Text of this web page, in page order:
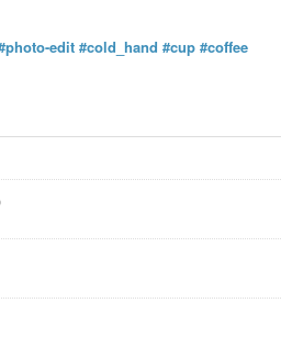
edit #cold_hand #cup #coffee